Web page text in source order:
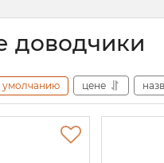
доводчики
умолчанию цене